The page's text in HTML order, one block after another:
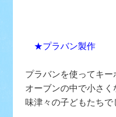
★プラバン製作
プラバンを使ってキー
オーブンの中で小さ
味津々の子どもたちで